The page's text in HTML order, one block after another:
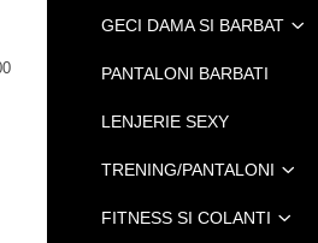
GECI DAMA SI BARBAT
PANTALONI BARBATI
LENJERIE SEXY
TRENING/PANTALONI
FITNESS SI COLANTI